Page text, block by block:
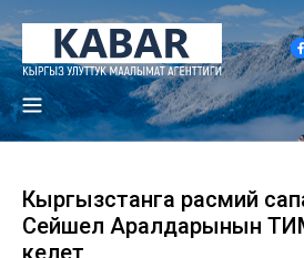
Кыргызстанга расмий
Сейшел Аралдарынын
келет